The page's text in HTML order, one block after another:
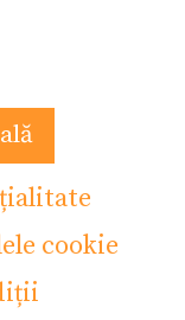
cookie